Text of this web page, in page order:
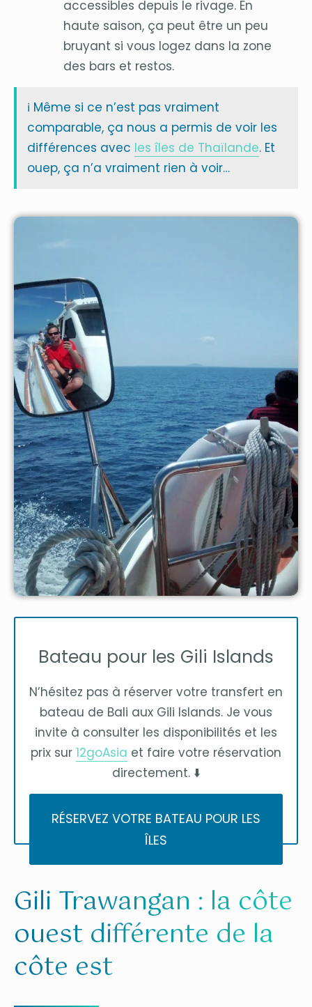
accessibles depuis le rivage. En
haute saison, ça peut être un peu
bruyant si vous logez dans la zone
des bars et restos.
ℹ️ Même si ce n’est pas vraiment
comparable, ça nous a permis de voir les
différences avec les îles de Thaïlande. Et
ouep, ça n’a vraiment rien à voir…
Bateau pour les Gili Islands
N’hésitez pas à réserver votre transfert en
bateau de Bali aux Gili Islands. Je vous
invite à consulter les disponibilités et les
prix sur 12goAsia et faire votre réservation
directement. ⬇️
RÉSERVEZ VOTRE BATEAU POUR LES
ÎLES
Gili Trawangan : la côte
ouest différente de la
côte est